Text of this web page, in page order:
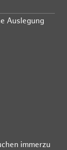
Auslegung
im­mer­zu